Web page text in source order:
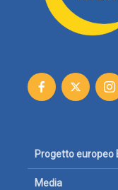
Progetto europeo
Media